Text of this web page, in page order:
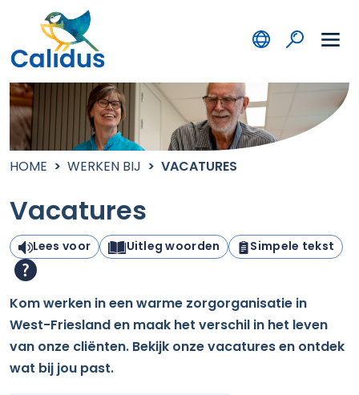
HOME WERKEN BIJ VACATURES
Vacatures
Lees voor Uitleg woorden Simpele tekst
Kom werken in een warme zorgorganisatie in
West-Friesland en maak het verschil in het leven
van onze cliënten. Bekijk onze vacatures en ontdek
wat bij jou past.